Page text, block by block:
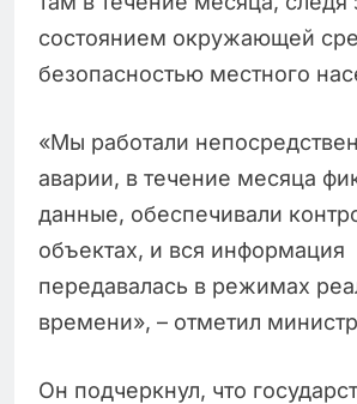
состоянием окружающей
безопасностью местного
«Мы работали
аварии, в течение месяца
данные, обеспечивали
объектах, и вся информация
передавалась в режимах
времени», – отметил министр
Он подчеркнул, что